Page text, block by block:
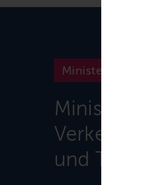
Verkehr,
und
Ministerien &